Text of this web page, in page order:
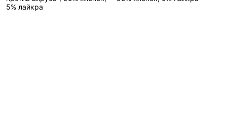
5% лайкра